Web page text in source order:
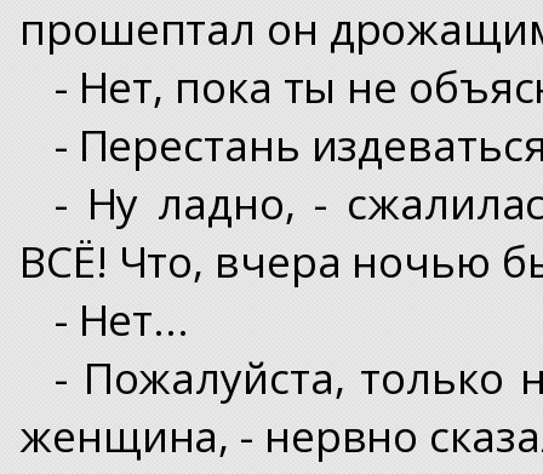
прошептал он
- Нет, пока ты не
- Перестань
- Ну ладно, -
ВСЁ! Что, вчера ночью
- Нет...
- Пожалуйста, только
женщина, - нервно